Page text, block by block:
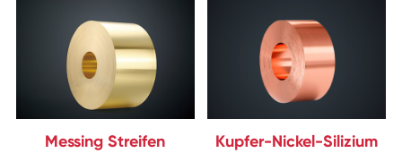
Messing Streifen
Kupfer-Nickel-Silizium